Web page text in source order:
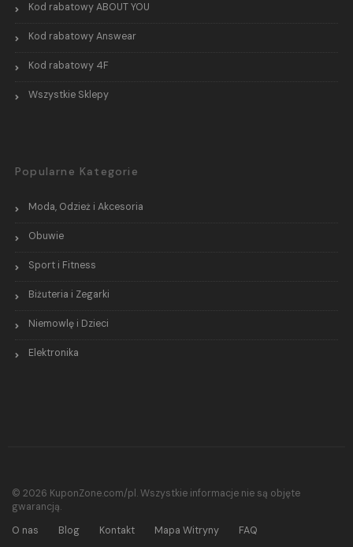
Kod rabatowy ABOUT YOU
Kod rabatowy Answear
Kod rabatowy 4F
Wszystkie Sklepy
Popularne Kategorie
Moda, Odzież i Akcesoria
Obuwie
Sport i Fitness
Biżuteria i Zegarki
Niemowlę i Dzieci
Elektronika
© 2026 KuponZone.com/pl. Wszystkie informacje nie są objęte
gwarancją.
O nas
Blog Kontakt Mapa Witryny FAQ